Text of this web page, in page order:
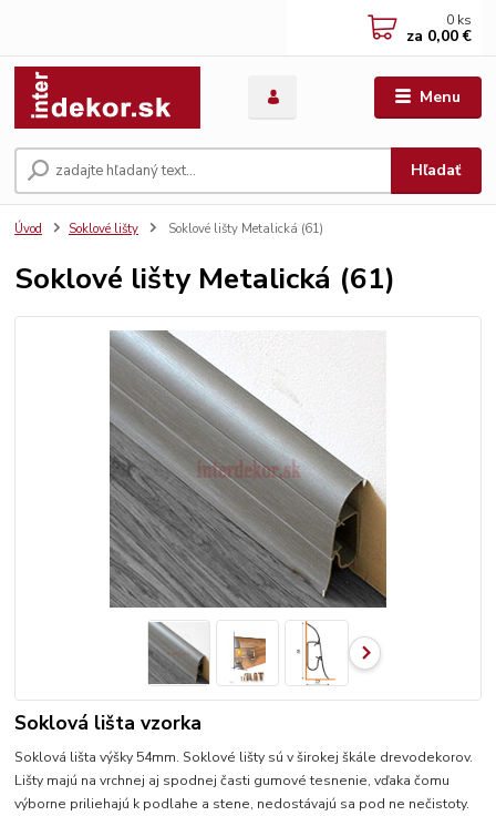
Menu
Hľadať
0 ks
za 0,00 €
Úvod Soklové lišty Soklové lišty Metalická (61)
Soklové lišty Metalická (61)
Soklová lišta vzorka
Soklová lišta výšky 54mm. Soklové lišty sú v širokej škále drevodekorov.
Lišty majú na vrchnej aj spodnej časti gumové tesnenie, vďaka čomu
výborne priliehajú k podlahe a stene, nedostávajú sa pod ne nečistoty.